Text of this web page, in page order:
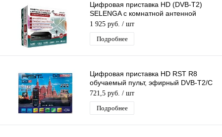
Цифровая приставка HD (DVB-T2)
SELENGA c комнатной антенной
SELENGA
1 925 руб. / шт
Подробнее
Цифровая приставка HD RST R8
обучаемый пульт, эфирный DVB-T2/C
тв ресивер бесплатное тв
721,5 руб. / шт
Подробнее